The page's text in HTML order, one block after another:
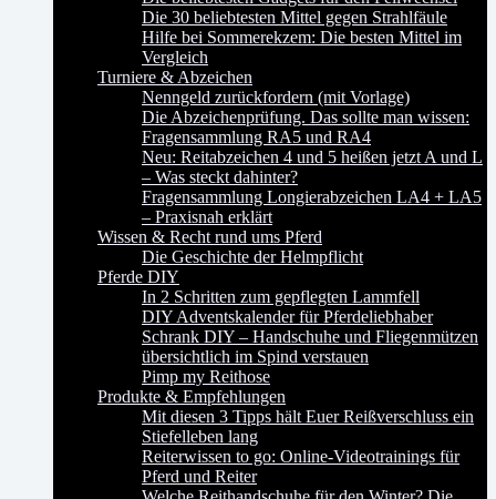
Die 30 beliebtesten Mittel gegen Strahlfäule
Hilfe bei Sommerekzem: Die besten Mittel im
Vergleich
Turniere & Abzeichen
Nenngeld zurückfordern (mit Vorlage)
Die Abzeichenprüfung. Das sollte man wissen:
Fragensammlung RA5 und RA4
Neu: Reitabzeichen 4 und 5 heißen jetzt A und L
– Was steckt dahinter?
Fragensammlung Longierabzeichen LA4 + LA5
– Praxisnah erklärt
Wissen & Recht rund ums Pferd
Die Geschichte der Helmpflicht
Pferde DIY
In 2 Schritten zum gepflegten Lammfell
DIY Adventskalender für Pferdeliebhaber
Schrank DIY – Handschuhe und Fliegenmützen
übersichtlich im Spind verstauen
Pimp my Reithose
Produkte & Empfehlungen
Mit diesen 3 Tipps hält Euer Reißverschluss ein
Stiefelleben lang
Reiterwissen to go: Online-Videotrainings für
Pferd und Reiter